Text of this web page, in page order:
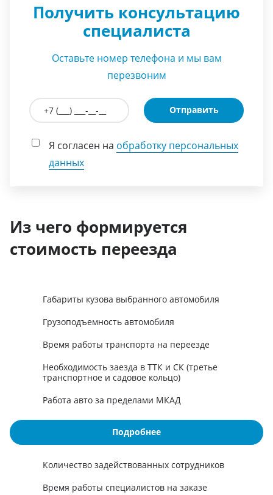
Получить консультацию
специалиста
Оставьте номер телефона и мы вам
перезвоним
Отправить
Я согласен на обработку персональных
данных
Из чего формируется
стоимость переезда
Габариты кузова выбранного автомобиля
Грузоподъемность автомобиля
Время работы транспорта на переезде
Необходимость заезда в ТТК и СК (третье
транспортное и садовое кольцо)
Работа авто за пределами МКАД
Подробнее
Количество задействованных сотрудников
Время работы специалистов на заказе